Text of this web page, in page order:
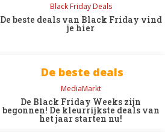
Black Friday Deals
De beste deals van Black Friday vind
je hier
De beste deals
MediaMarkt
De Black Friday Weeks zijn
begonnen! De kleurrijkste deals van
het jaar starten nu!